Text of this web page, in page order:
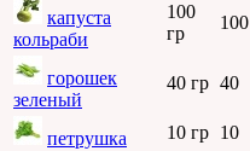
капуста
кольраби
100
гр
100
горошек
зеленый
40 гр 40
петрушка 10 гр 10